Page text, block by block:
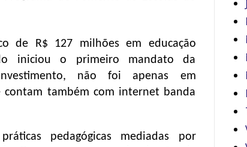
de R$ 127 milhões em educação
iniciou o primeiro mandato da
não foi apenas em
contam também com internet banda
pedagógicas mediadas por